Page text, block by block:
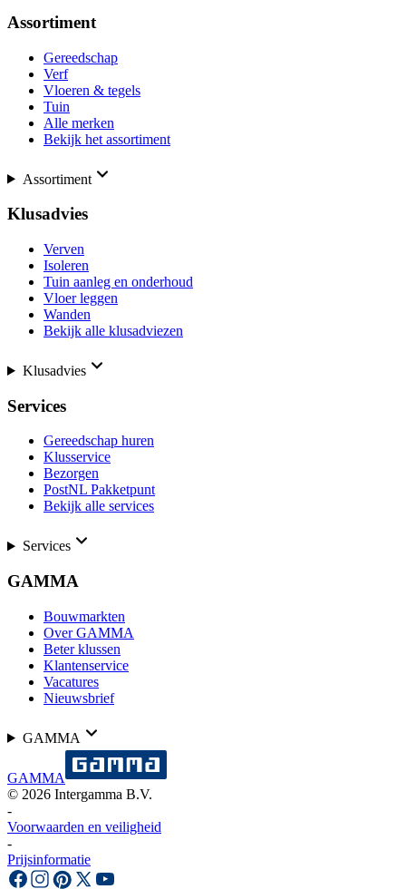
Assortiment
Gereedschap
Verf
Vloeren & tegels
Tuin
Alle merken
Bekijk het assortiment
Assortiment
Klusadvies
Verven
Isoleren
Tuin aanleg en onderhoud
Vloer leggen
Wanden
Bekijk alle klusadviezen
Klusadvies
Services
Gereedschap huren
Klusservice
Bezorgen
PostNL Pakketpunt
Bekijk alle services
Services
GAMMA
Bouwmarkten
Over GAMMA
Beter klussen
Klantenservice
Vacatures
Nieuwsbrief
GAMMA
GAMMA
© 2026 Intergamma B.V.
-
Voorwaarden en veiligheid
-
Prijsinformatie